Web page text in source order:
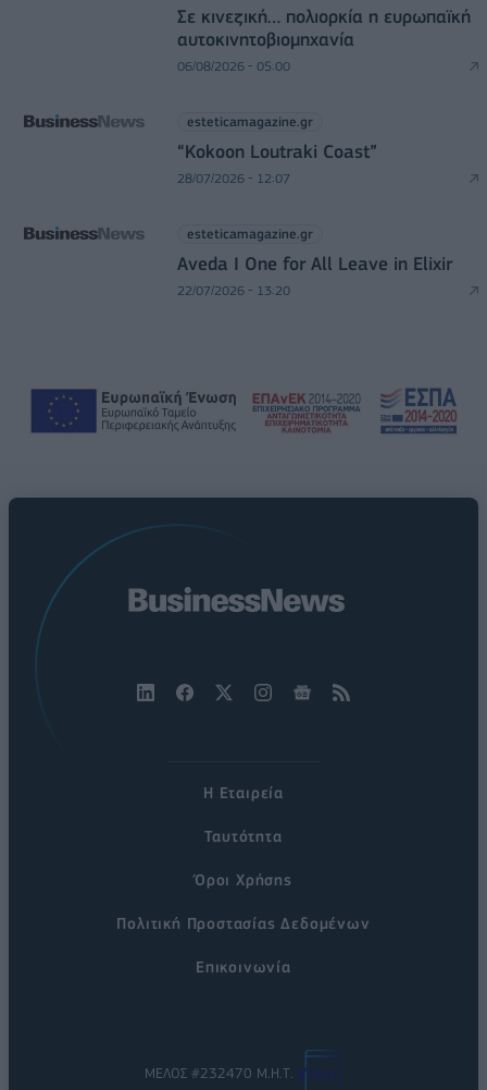
Σε κινεζική… πολιορκία η ευρωπαϊκή
αυτοκινητοβιομηχανία
06/08/2026 - 05:00
esteticamagazine.gr
“Kokoon Loutraki Coast”
28/07/2026 - 12:07
esteticamagazine.gr
Aveda I One for All Leave in Elixir
22/07/2026 - 13:20
Η Εταιρεία
Ταυτότητα
Όροι Χρήσης
Πολιτική Προστασίας Δεδομένων
Επικοινωνία
ΜΕΛΟΣ #232470 Μ.Η.Τ.